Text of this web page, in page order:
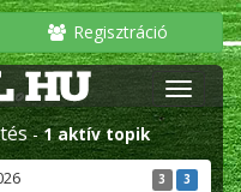
Regisztráció
-1 aktív topik
3 3